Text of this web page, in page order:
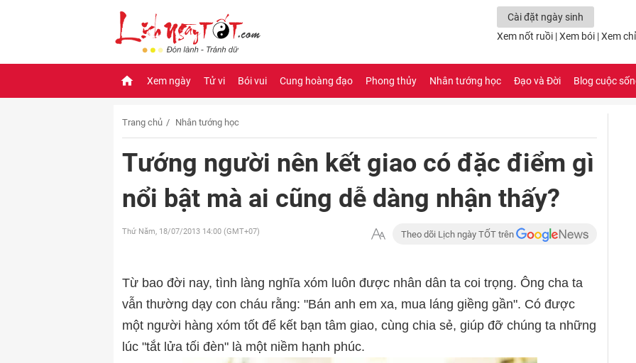
Cài đặt ngày sinh
Xem nốt ruồi |Xem bói |Xem
Xem ngày Tử vi Bói vui Cung hoàng đạo Phong thủy Nhân tướng học Đạo và Đời Blog cuộc
Trang chủ Nhân tướng học
Tướng người nên kết giao có đặc điểm gì
nổi bật mà ai cũng dễ dàng nhận thấy?
Thứ Năm, 18/07/2013 14:00 (GMT+07) Theo dõi Lịch ngày TỐT trên
Từ bao đời nay, tình làng nghĩa xóm luôn được nhân dân ta coi trọng. Ông cha ta
vẫn thường dạy con cháu rằng: "Bán anh em xa, mua láng giềng gần". Có được
một người hàng xóm tốt để kết bạn tâm giao, cùng chia sẻ, giúp đỡ chúng ta những
lúc "tắt lửa tối đèn" là một niềm hạnh phúc.